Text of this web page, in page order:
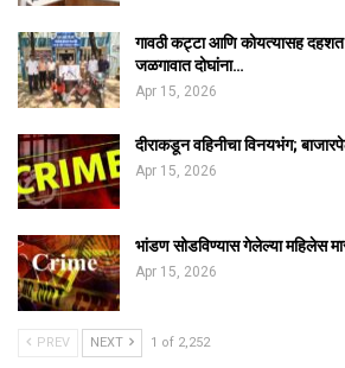
गावठी कट्टा आणि कोयत्यासह दहशत
जळगावात दोघांना…
Apr 15, 2026
दीराकडून वहिनीचा विनयभंग;
Apr 15, 2026
भांडण सोडविण्यास गेलेल्या महिलेस
Apr 15, 2026
PREV NEXT 1 of 2,252